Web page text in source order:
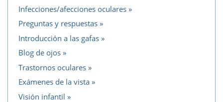
Infecciones/afecciones oculares
Preguntas y respuestas
Introducción a las gafas
Blog de ojos
Trastornos oculares
Exámenes de la vista
Visión infantil